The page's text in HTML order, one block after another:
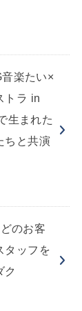
音楽たい×
トラ in
生まれた
ちと共演
のお客
タッフを
ク